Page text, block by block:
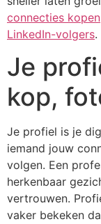
connecties kopen
LinkedIn-volgers.
Je
kop,
Je profiel is je
iemand jouw
volgen. Een
herkenbaar
vertrouwen.
vaker bekeken